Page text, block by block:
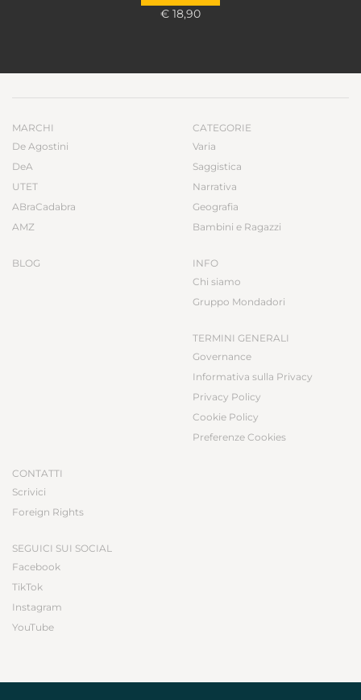
€ 18,90
MARCHI
De Agostini
DeA
UTET
ABraCadabra
AMZ
BLOG
CATEGORIE
Varia
Saggistica
Narrativa
Geografia
Bambini e Ragazzi
INFO
Chi siamo
Gruppo Mondadori
TERMINI GENERALI
Governance
Informativa sulla Privacy
Privacy Policy
Cookie Policy
Preferenze Cookies
CONTATTI
Scrivici
Foreign Rights
SEGUICI SUI SOCIAL
Facebook
TikTok
Instagram
YouTube